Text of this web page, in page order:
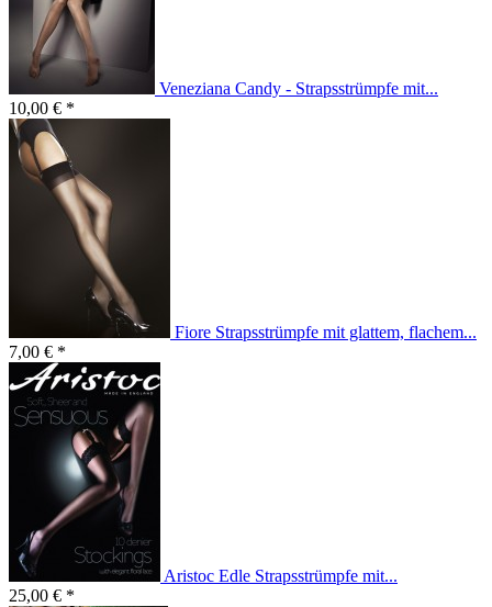
Veneziana Candy - Strapsstrümpfe mit...
10,00 € *
Fiore Strapsstrümpfe mit glattem, flachem...
7,00 € *
Aristoc Edle Strapsstrümpfe mit...
25,00 € *